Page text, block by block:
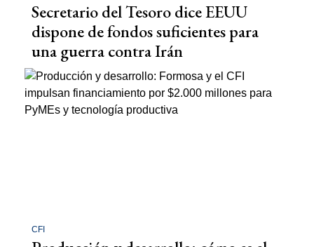
Secretario del Tesoro dice EEUU
dispone de fondos suficientes para
una guerra contra Irán
CFI